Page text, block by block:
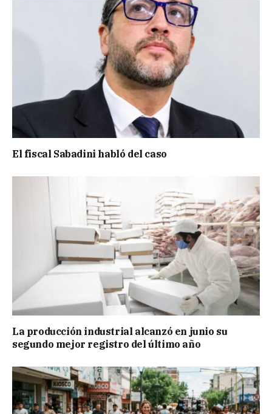
El fiscal Sabadini habló del caso
La producción industrial alcanzó en junio su
segundo mejor registro del último año